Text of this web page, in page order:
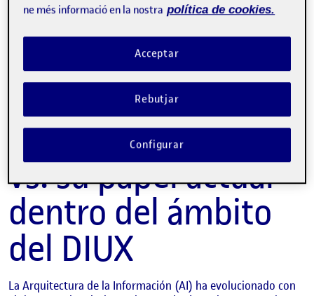
Reflexión sobre el
enfoque tradicional
de la Arquitectura
de la Información
vs. su papel actual
dentro del ámbito
del DIUX
La Arquitectura de la Información (AI) ha evolucionado con
ne més informació en la nostra política de cookies.
Rebutjar
Acceptar
Configurar